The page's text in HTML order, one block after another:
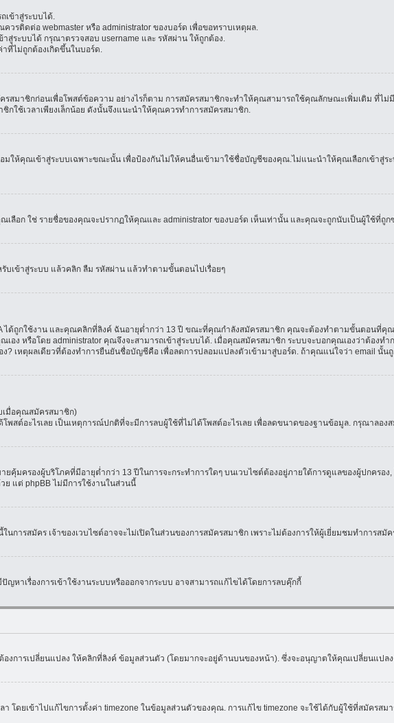
เข้าสู่ระบบได้.
รติดต่อ webmaster หรือ administrator ของบอร์ด เพื่อขอทราบเหตุผล.
ระบบได้ กรุณาตรวจสอบ username และ รหัสผ่าน ให้ถูกต้อง.
ที่ไม่ถูกต้องเกิดขึ้นในบอร์ด.
สมาชิกก่อนเพื่อโพสต์ข้อความ อย่างไรก็ตาม การสมัครสมาชิกจะทำให้คุณสามารถใช้คุณลักษณะเพิ่มเติม ที่ไม่มี
กใช้เวลาเพียงเล็กน้อย ดังนั้นจึงแนะนำให้คุณควรทำการสมัครสมาชิก.
ให้คุณเข้าสู่ระบบเฉพาะขณะนั้น เพื่อป้องกันไม่ให้คนอื่นเข้ามาใช้ชื่อบัญชีของคุณ.ไม่แนะนำให้คุณเลือกเข้าสู่
อก ใช่ รายชื่อของคุณจะปรากฏให้คุณและ administrator ของบอร์ด เห็นเท่านั้น และคุณจะถูกนับเป็นผู้ใช้ที่ถูก
เข้าสู่ระบบ แล้วคลิก ลืม รหัสผ่าน แล้วทำตามขั้นตอนไปเรื่อยๆ
ได้ถูกใช้งาน และคุณคลิกที่ลิงค์ ฉันอายุต่ำกว่า 13 ปี ขณะที่คุณกำลังสมัครสมาชิก คุณจะต้องทำตามขั้นตอนที่คุ
ง หรือโดย administrator คุณจึงจะสามารถเข้าสู่ระบบได้. เมื่อคุณสมัครสมาชิก ระบบจะบอกคุณเองว่าต้องท
เหตุผลเดียวที่ต้องทำการยืนยันชื่อบัญชีคือ เพื่อลดการปลอมแปลงตัวเข้ามาสู่บอร์ด. ถ้าคุณแน่ใจว่า email นั้น
เมื่อคุณสมัครสมาชิก)
สต์อะไรเลย เป็นเหตุการณ์ปกติที่จะมีการลบผู้ใช้ที่ไม่ได้โพสต์อะไรเลย เพื่อลดขนาดของฐานข้อมูล. กรุณาลอง
ยคุ้มครองผู้บริโภคที่มีอายุต่ำกว่า 13 ปีในการจะกระทำการใดๆ บนเวบไซต์ต้องอยู่ภายใต้การดูแลของผู้ปกครอ
ย แต่ phpBB ไม่มีการใช้งานในส่วนนี้
การสมัคร เจ้าของเวบไซต์อาจจะไม่เปิดในส่วนของการสมัครสมาชิก เพราะไม่ต้องการให้ผู้เยี่ยมชมทำการส
าเรื่องการเข้าใช้งานระบบหรือออกจากระบบ อาจสามารถแก้ไขได้โดยการลบคุ๊กกี้
การเปลี่ยนแปลง ให้คลิกที่ลิงค์ ข้อมูลส่วนตัว (โดยมากจะอยู่ด้านบนของหน้า). ซึ่งจะอนุญาตให้คุณเปลี่ยนแปล
โดยเข้าไปแก้ไขการตั้งค่า timezone ในข้อมูลส่วนตัวของคุณ. การแก้ไข timezone จะใช้ได้กับผู้ใช้ที่สมัครส